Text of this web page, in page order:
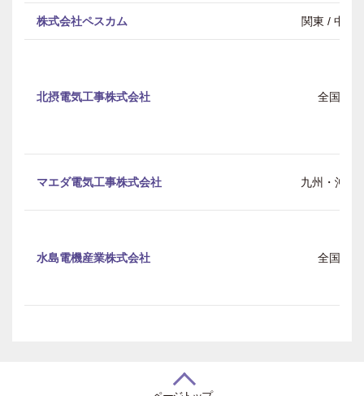
株式会社ペスカム 関東 / 中部
北摂電気工事株式会社 全国
マエダ電気工事株式会社 九州・沖縄
水島電機産業株式会社 全国